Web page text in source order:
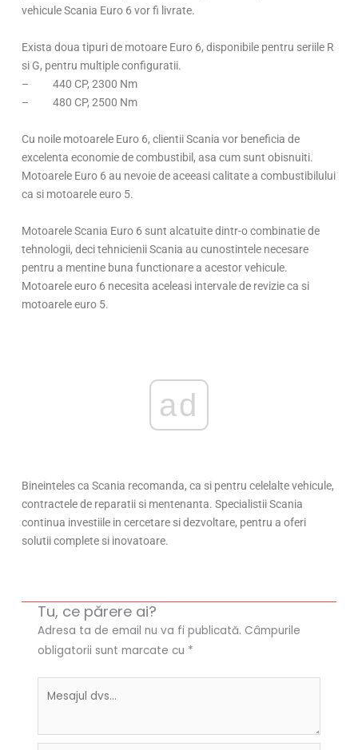
vehicule Scania Euro 6 vor fi livrate.
Exista doua tipuri de motoare Euro 6, disponibile pentru seriile R
si G, pentru multiple configuratii.
– 440 CP, 2300 Nm
– 480 CP, 2500 Nm
Cu noile motoarele Euro 6, clientii Scania vor beneficia de
excelenta economie de combustibil, asa cum sunt obisnuiti.
Motoarele Euro 6 au nevoie de aceeasi calitate a combustibilului
ca si motoarele euro 5.
Motoarele Scania Euro 6 sunt alcatuite dintr-o combinatie de
tehnologii, deci tehnicienii Scania au cunostintele necesare
pentru a mentine buna functionare a acestor vehicule.
Motoarele euro 6 necesita aceleasi intervale de revizie ca si
motoarele euro 5.
ad
Bineinteles ca Scania recomanda, ca si pentru celelalte vehicule,
contractele de reparatii si mentenanta. Specialistii Scania
continua investiile in cercetare si dezvoltare, pentru a oferi
solutii complete si inovatoare.
Tu, ce părere ai?
Adresa ta de email nu va fi publicată. Câmpurile
obligatorii sunt marcate cu *